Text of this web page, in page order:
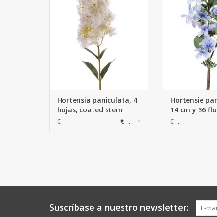
81cm, flor 20cm
Hortensia paniculata, 4
hojas, coated stem
81cm, flor 20cm
€--,-- €--,-- *
Hortensie
14 cm y 36
hojas &
€--,--
Suscríbase a nuestro newsletter: